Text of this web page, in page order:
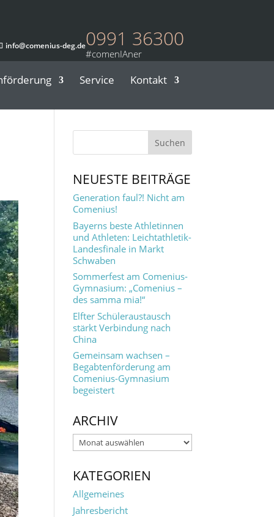
0991 36300
info@comenius-deg.de
Service Kontakt
NEUESTE BEITRÄGE
Generation faul?! Nicht am
Comenius!
Bayerns beste Athletinnen
und Athleten: Leichtathletik-
Landesfinale in Markt
Schwaben
Sommerfest am Comenius-
Gymnasium: „Comenius –
des samma mia!“
Elfter Schüleraustausch
stärkt Verbindung nach
China
Gemeinsam wachsen –
Begabtenförderung am
Comenius-Gymnasium
begeistert
ARCHIV
Archiv
KATEGORIEN
Allgemeines
Jahresbericht